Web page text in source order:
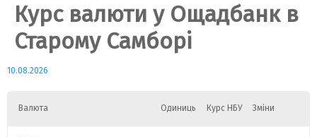
Курс валюти у Ощадбанк в
Старому Самборі
10.08.2026
Валюта Одиниць Курс НБУ Зміни